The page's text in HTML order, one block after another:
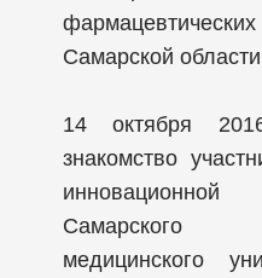
Самарской
14 октября
знакомство
инновационной
Самарского
медицинского